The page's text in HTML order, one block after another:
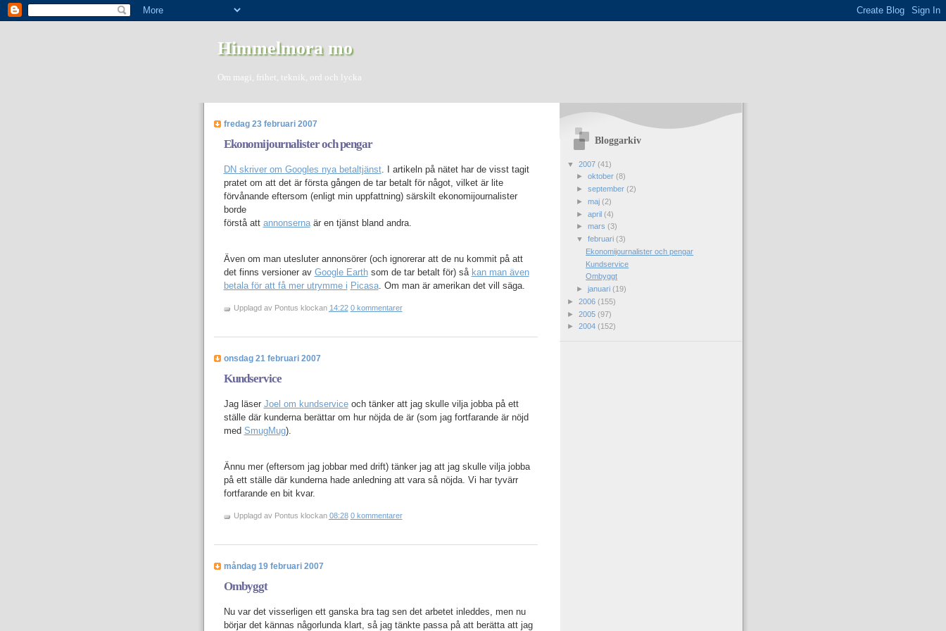
Himmelmora mo
Om magi, frihet, teknik, ord och lycka
fredag 23 februari 2007
Ekonomijournalister och pengar
DN skriver om Googles nya betaltjänst. I artikeln på nätet har de visst tagit
pratet om att det är första gången de tar betalt för något, vilket är lite
förvånande eftersom (enligt min uppfattning) särskilt ekonomijournalister
borde
förstå att annonsernaär en tjänst bland andra.
Även om man utesluter annonsörer (och ignorerar att de nu kommit på att
det finns versioner av Google Earthsom de tar betalt för) så kan man även
betala för att få mer utrymme i Picasa. Om man är amerikan det vill säga.
Upplagd av Pontus klockan 14:22 0 kommentarer
onsdag 21 februari 2007
Kundservice
Jag läser Joel om kundserviceoch tänker att jag skulle vilja jobba på ett
ställe där kunderna berättar om hur nöjda de är (som jag fortfarande är nöjd
med SmugMug).
Ännu mer (eftersom jag jobbar med drift) tänker jag att jag skulle vilja jobba
på ett ställe där kunderna hade anledning att vara så nöjda. Vi har tyvärr
fortfarande en bit kvar.
Upplagd av Pontus klockan 08:28 0 kommentarer
måndag 19 februari 2007
Ombyggt
Nu var det visserligen ett ganska bra tag sen det arbetet inleddes, men nu
börjar det kännas någorlunda klart, så jag tänkte passa på att berätta att jag
Bloggarkiv
▼ 2007 (41)
► oktober (8)
► september (2)
► maj (2)
► april (4)
► mars (3)
▼ februari (3)
Ekonomijournalister och pengar
Kundservice
Ombyggt
► januari (19)
► 2006 (155)
► 2005 (97)
► 2004 (152)